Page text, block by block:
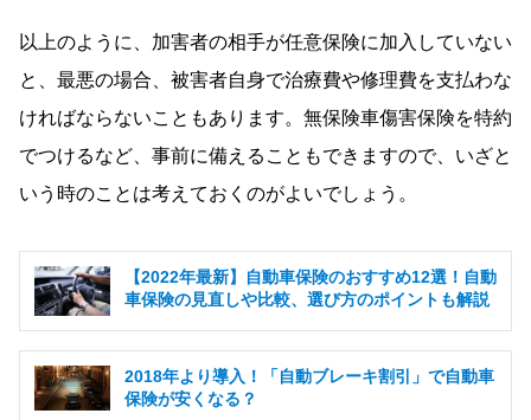
以上のように、加害者の相手が任意保険に加入していない
と、最悪の場合、被害者自身で治療費や修理費を支払わな
ければならないこともあります。無保険車傷害保険を特約
でつけるなど、事前に備えることもできますので、いざと
いう時のことは考えておくのがよいでしょう。
【2022年最新】自動車保険のおすすめ12選！自動
車保険の見直しや比較、選び方のポイントも解説
2018年より導入！「自動ブレーキ割引」で自動車
保険が安くなる？